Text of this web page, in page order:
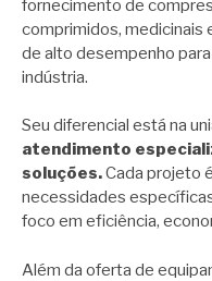
fornecimento de
comprimidos, medicinais
de alto desempenho
indústria.
Seu diferencial está na
atendimento
soluções.Cada projeto
necessidades
foco em eficiência,
Além da oferta de